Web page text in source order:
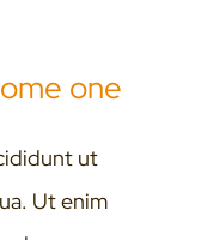
one
ut
Ut enim